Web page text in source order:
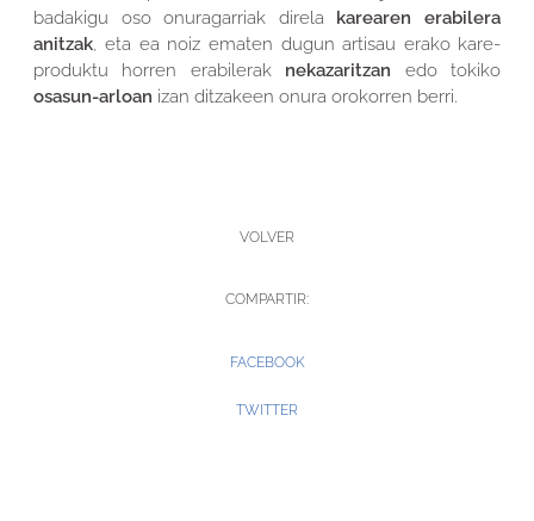
badakigu oso onuragarriak direla karearen erabilera
anitzak, eta ea noiz ematen dugun artisau erako kare-
produktu horren erabilerak nekazaritzan edo tokiko
osasun-arloan izan ditzakeen onura orokorren berri.
VOLVER
COMPARTIR:
FACEBOOK
TWITTER